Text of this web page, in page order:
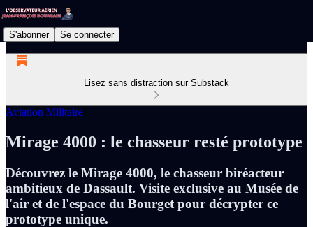
S'abonner Se connecter
Lisez sans distraction sur Substack
Aviation Militaire
Mirage 4000 : le chasseur resté prototype
Découvrez le Mirage 4000, le chasseur biréacteur
ambitieux de Dassault. Visite exclusive au Musée de
l'air et de l'espace du Bourget pour décrypter ce
prototype unique.